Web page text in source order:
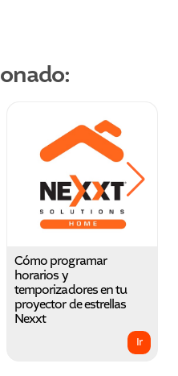
Cómo programar
horarios y
temporizadores en tu
proyector de estrellas
Nexxt
Ir